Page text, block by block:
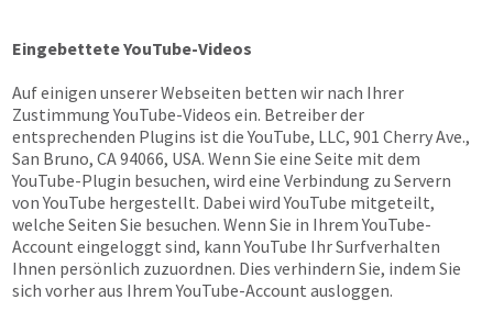
Eingebettete YouTube-Videos
Auf einigen unserer Webseiten betten wir nach Ihrer
Zustimmung YouTube-Videos ein. Betreiber der
entsprechenden Plugins ist die YouTube, LLC, 901 Cherry Ave.,
San Bruno, CA 94066, USA. Wenn Sie eine Seite mit dem
YouTube-Plugin besuchen, wird eine Verbindung zu Servern
von YouTube hergestellt. Dabei wird YouTube mitgeteilt,
welche Seiten Sie besuchen. Wenn Sie in Ihrem YouTube-
Account eingeloggt sind, kann YouTube Ihr Surfverhalten
Ihnen persönlich zuzuordnen. Dies verhindern Sie, indem Sie
sich vorher aus Ihrem YouTube-Account ausloggen.